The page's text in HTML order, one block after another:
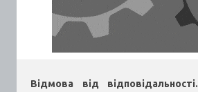
Відмова від відповідальності.